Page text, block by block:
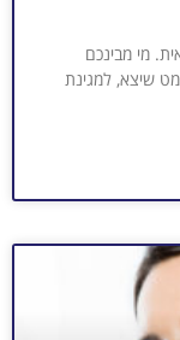
מי מבינכם
שיצא, למגינת